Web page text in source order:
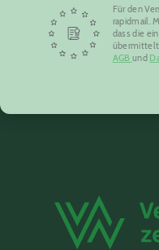
Für den
rapidmail.
dass die
übermittelt
AGB und